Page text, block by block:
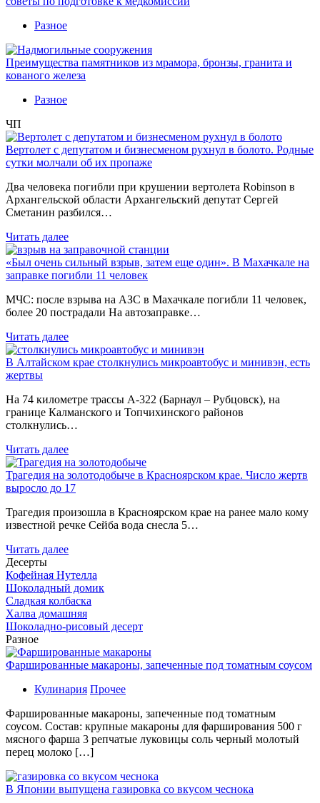
Разное
Преимущества памятников из мрамора, бронзы, гранита и
кованого железа
Разное
ЧП
Вертолет с депутатом и бизнесменом рухнул в болото. Родные
сутки молчали об их пропаже
Два человека погибли при крушении вертолета Robinson в
Архангельской области Архангельский депутат Сергей
Сметанин разбился…
Читать далее
«Был очень сильный взрыв, затем еще один». В Махачкале на
заправке погибли 11 человек
МЧС: после взрыва на АЗС в Махачкале погибли 11 человек,
более 20 пострадали На автозаправке…
Читать далее
В Алтайском крае столкнулись микроавтобус и минивэн, есть
жертвы
На 74 километре трассы А-322 (Барнаул – Рубцовск), на
границе Калманского и Топчихинского районов
столкнулись…
Читать далее
Трагедия на золотодобыче в Красноярском крае. Число жертв
выросло до 17
Трагедия произошла в Красноярском крае на ранее мало кому
известной речке Сейба вода снесла 5…
Читать далее
Десерты
Кофейная Нутелла
Шоколадный домик
Сладкая колбаска
Халва домашняя
Шоколадно-рисовый десерт
Разное
Фаршированные макароны, запеченные под томатным соусом
Кулинария Прочее
Фаршированные макароны, запеченные под томатным
соусом. Состав: крупные макароны для фарширования 500 г
мясного фарша 3 репчатые луковицы соль черный молотый
перец молоко […]
В Японии выпущена газировка со вкусом чеснока